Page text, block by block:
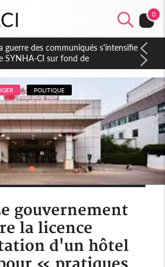
0
2026, Thiam plaide pour un
plus apaisé
POLITIQUE
gouvernement
la licence
d'un hôtel